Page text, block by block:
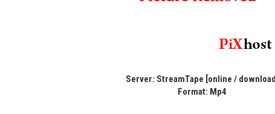
Server: StreamTape [online /
Format: Mp4